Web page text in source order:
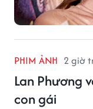
PHIM ẢNH 2 giờ
Lan Phương
con gái